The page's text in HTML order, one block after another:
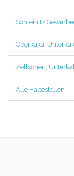
Schleinitz
Oberkaka,
Zellschen,
Alle Haltestellen